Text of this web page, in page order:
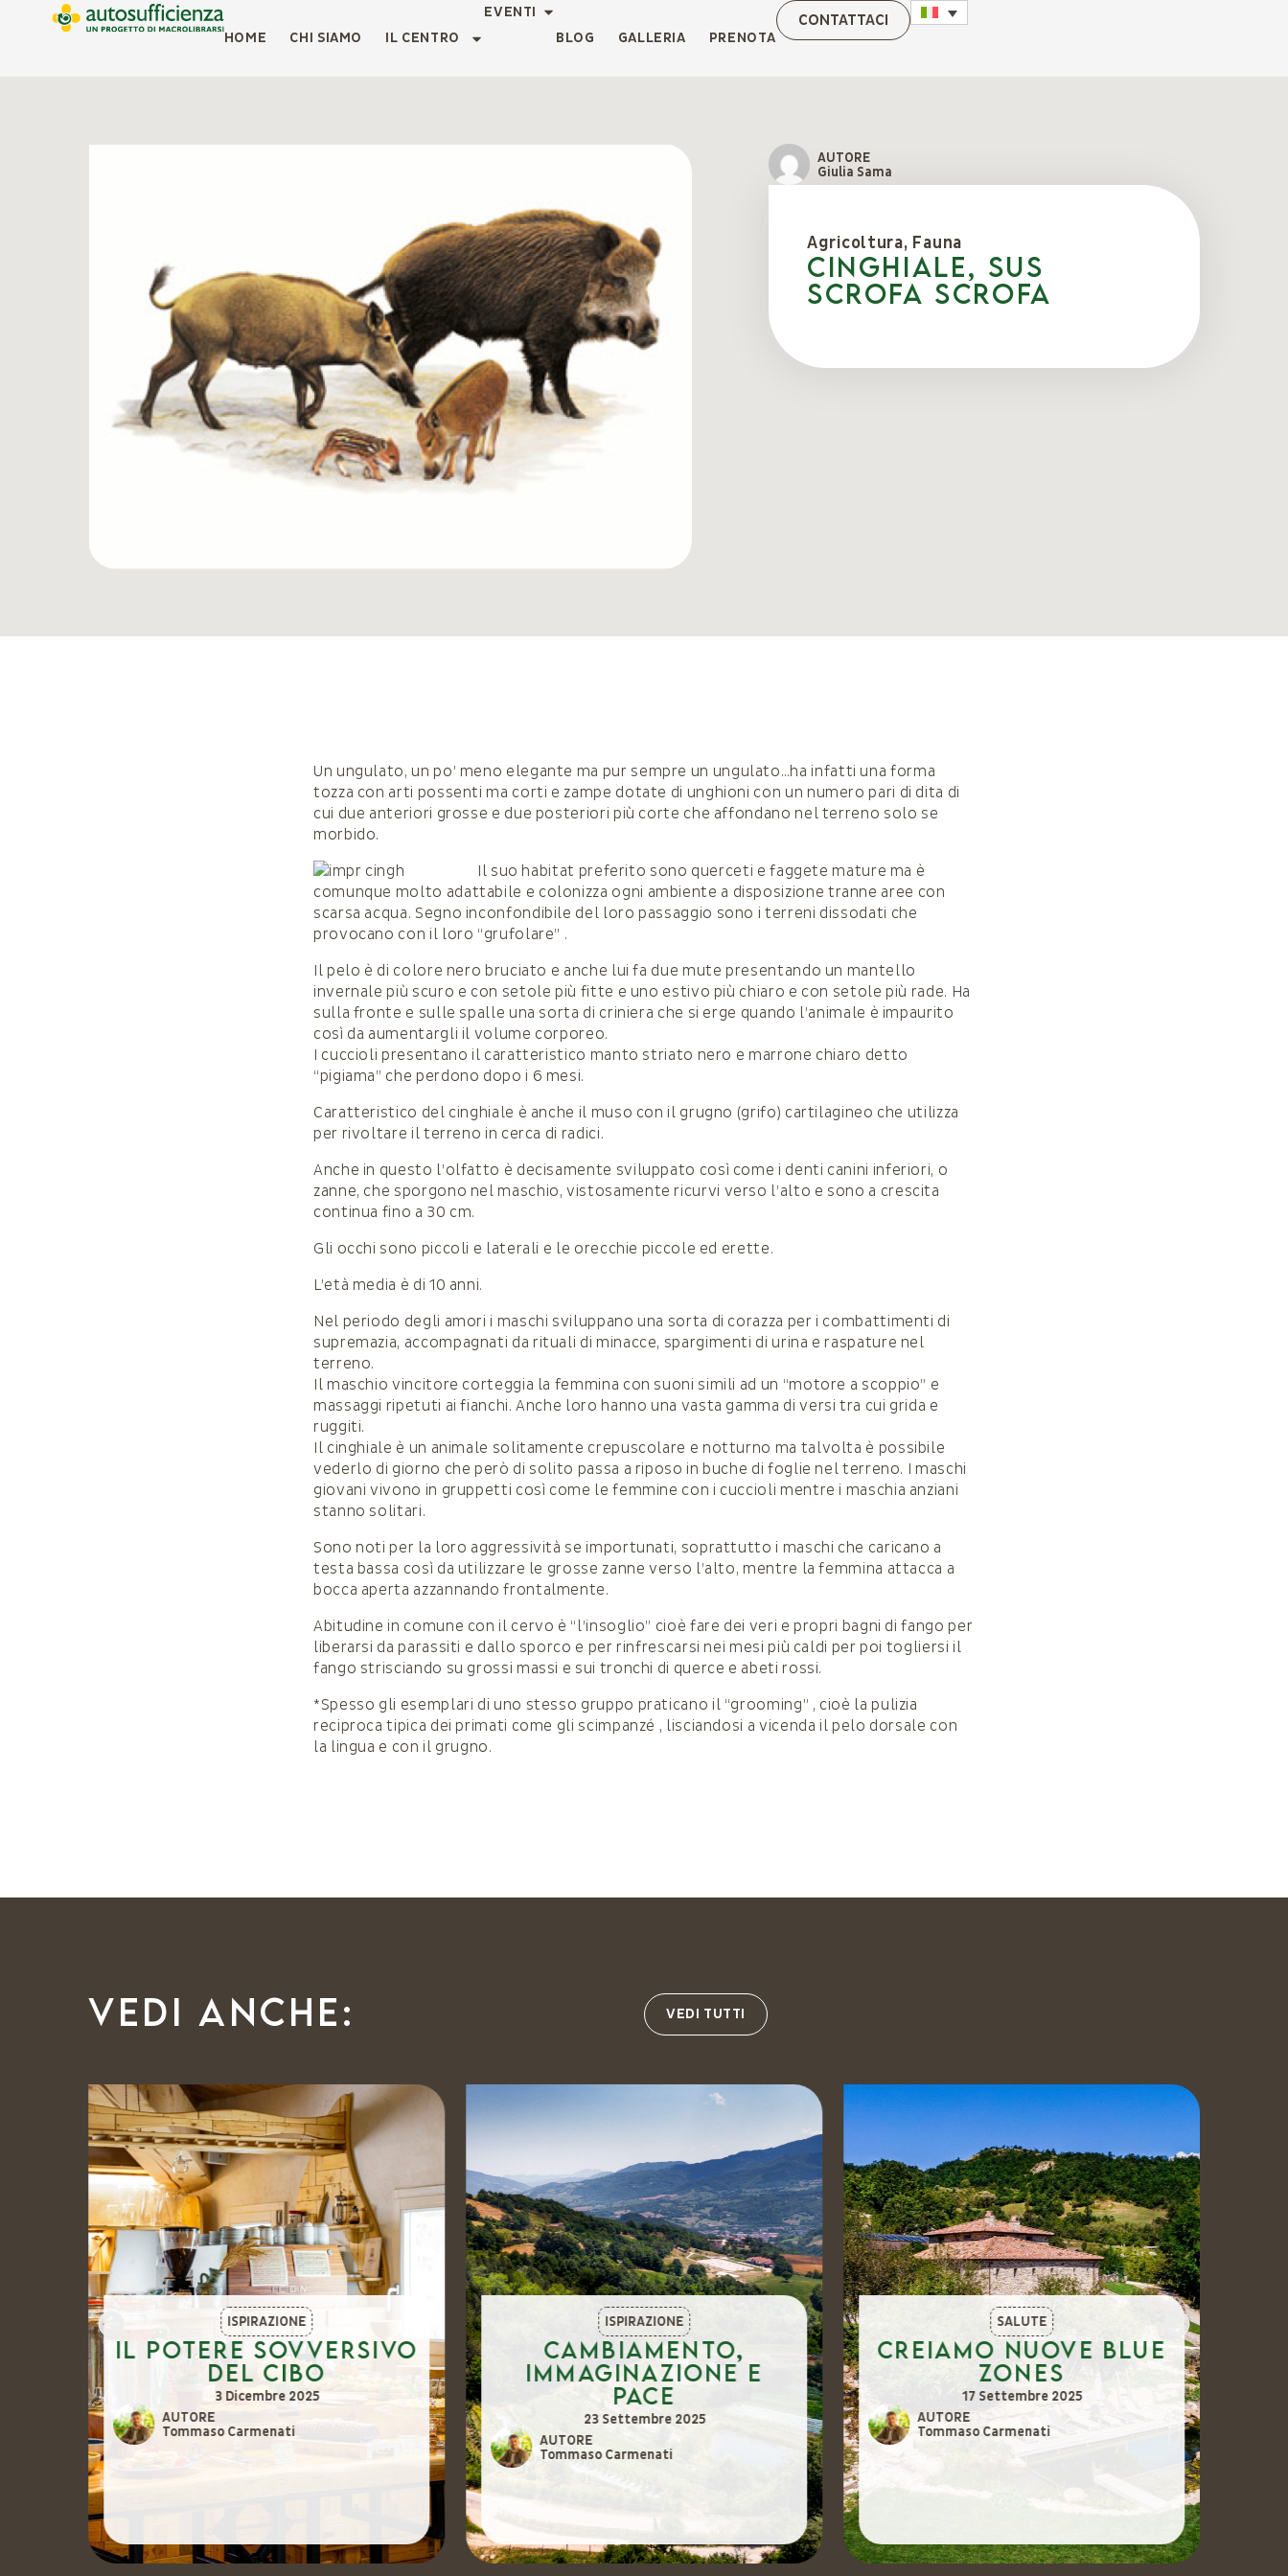
HOME CHI SIAMO IL CENTRO
EVENTI
BLOG
GALLERIA PRENOTA
CONTATTACI
AUTORE
Giulia Sama
Agricoltura, Fauna
CINGHIALE, Sus
scrofa scrofa
Un ungulato, un po’ meno elegante ma pur sempre un ungulato…ha infatti una forma
tozza con arti possenti ma corti e zampe dotate di unghioni con un numero pari di dita di
cui due anteriori grosse e due posteriori più corte che affondano nel terreno solo se
morbido.
Il suo habitat preferito sono querceti e faggete mature ma è
comunque molto adattabile e colonizza ogni ambiente a disposizione tranne aree con
scarsa acqua. Segno inconfondibile del loro passaggio sono i terreni dissodati che
provocano con il loro “grufolare” .
Il pelo è di colore nero bruciato e anche lui fa due mute presentando un mantello
invernale più scuro e con setole più fitte e uno estivo più chiaro e con setole più rade. Ha
sulla fronte e sulle spalle una sorta di criniera che si erge quando l’animale è impaurito
così da aumentargli il volume corporeo.
I cuccioli presentano il caratteristico manto striato nero e marrone chiaro detto
“pigiama” che perdono dopo i 6 mesi.
Caratteristico del cinghiale è anche il muso con il grugno (grifo) cartilagineo che utilizza
per rivoltare il terreno in cerca di radici.
Anche in questo l’olfatto è decisamente sviluppato così come i denti canini inferiori, o
zanne, che sporgono nel maschio, vistosamente ricurvi verso l’alto e sono a crescita
continua fino a 30 cm.
Gli occhi sono piccoli e laterali e le orecchie piccole ed erette.
L’età media è di 10 anni.
Nel periodo degli amori i maschi sviluppano una sorta di corazza per i combattimenti di
supremazia, accompagnati da rituali di minacce, spargimenti di urina e raspature nel
terreno.
Il maschio vincitore corteggia la femmina con suoni simili ad un “motore a scoppio” e
massaggi ripetuti ai fianchi. Anche loro hanno una vasta gamma di versi tra cui grida e
ruggiti.
Il cinghiale è un animale solitamente crepuscolare e notturno ma talvolta è possibile
vederlo di giorno che però di solito passa a riposo in buche di foglie nel terreno. I maschi
giovani vivono in gruppetti così come le femmine con i cuccioli mentre i maschia anziani
stanno solitari.
Sono noti per la loro aggressività se importunati, soprattutto i maschi che caricano a
testa bassa così da utilizzare le grosse zanne verso l’alto, mentre la femmina attacca a
bocca aperta azzannando frontalmente.
Abitudine in comune con il cervo è “l’insoglio” cioè fare dei veri e propri bagni di fango per
liberarsi da parassiti e dallo sporco e per rinfrescarsi nei mesi più caldi per poi togliersi il
fango strisciando su grossi massi e sui tronchi di querce e abeti rossi.
*Spesso gli esemplari di uno stesso gruppo praticano il “grooming” , cioè la pulizia
reciproca tipica dei primati come gli scimpanzé , lisciandosi a vicenda il pelo dorsale con
la lingua e con il grugno.
Vedi anche: VEDI TUTTI
ISPIRAZIONE
Il potere sovversivo
del cibo
3 Dicembre 2025
AUTORE
Tommaso Carmenati
ISPIRAZIONE
Cambiamento,
immaginazione e
pace
23 Settembre 2025
AUTORE
Tommaso Carmenati
SALUTE
Creiamo nuove Blue
Zones
17 Settembre 2025
AUTORE
Tommaso Carmenati